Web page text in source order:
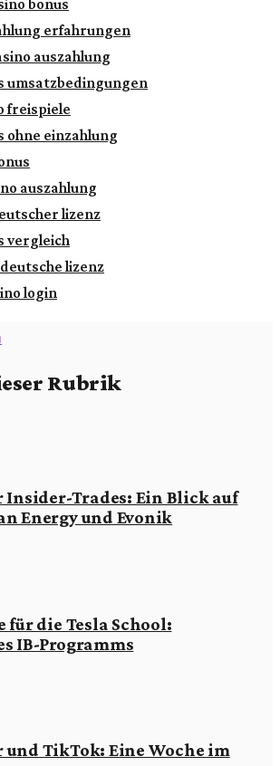
bonus
erfahrungen
auszahlung
umsatzbedingungen
freispiele
ohne einzahlung
auszahlung
lizenz
vergleich
lizenz
login
Rubrik
Insider-Trades: Ein Blick auf
Energy und Evonik
für die Tesla School:
IB-Programms
und TikTok: Eine Woche im